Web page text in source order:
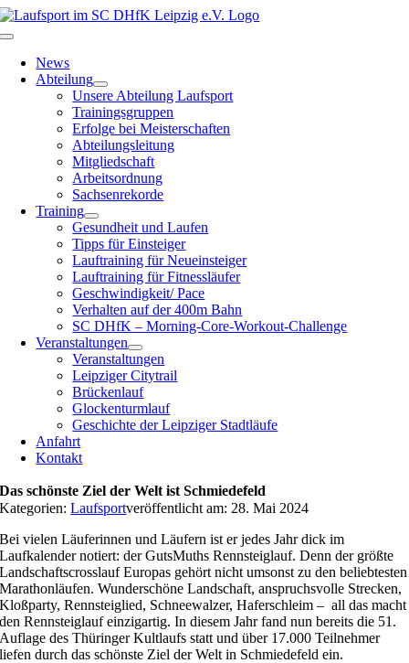
Zum
Inhalt
Toggle
Navigation
News
Abteilung
Unsere Abteilung Laufsport
Trainingsgruppen
Erfolge bei Meisterschaften
Abteilungsleitung
Mitgliedschaft
Arbeitsordnung
Sachsenrekorde
Training
Gesundheit und Laufen
Tipps für Einsteiger
Lauftraining für Neueinsteiger
Lauftraining für Fitnessläufer
Geschwindigkeit/ Pace
Verhalten auf der 400m Bahn
SC DHfK – Morning-Core-Workout-Challenge
Veranstaltungen
Veranstaltungen
Leipziger Citytrail
Brückenlauf
Glockenturmlauf
Geschichte der Leipziger Stadtläufe
Anfahrt
Kontakt
Das schönste Ziel der Welt ist Schmiedefeld
Kategorien:Laufsportveröffentlicht am: 28. Mai 2024
Bei vielen Läuferinnen und Läufern ist er jedes Jahr dick im
Laufkalender notiert: der GutsMuths Rennsteiglauf. Denn der größte
Landschaftscrosslauf Europas gehört nicht umsonst zu den beliebtesten
Marathonläufen. Wunderschöne Landschaft, anspruchsvolle Strecken,
Kloßparty, Rennsteiglied, Schneewalzer, Haferschleim – all das macht
den Rennsteiglauf einzigartig. In diesem Jahr fand nun bereits die 51.
Auflage des Thüringer Kultlaufs statt und über 17.000 Teilnehmer
liefen durch das schönste Ziel der Welt in Schmiedefeld ein.